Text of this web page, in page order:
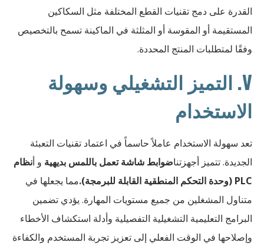
القدرة على دمج تقنيات القطع المختلفة مثل السكاكين
المستقيمة أو المقوسة أو المثلثة في الماكينة تسمح بالتخصيص
وفقًا لمتطلبات المنتج المحددة.
V. التميز التشغيلي وسهولة
الاستخدام
تعد سهولة الاستخدام عاملاً حاسماً في اعتماد تقنيات التعبئة
الجديدة. تتميز أجهزتناضوابط شاشة تعمل باللمس بديهية و أنظام
PLC (وحدة التحكم المنطقية القابلة للبرمجة).
مما يجعلها في
متناول المشغلين من جميع مستويات المهارة. يؤدي تضمين
البرامج التعليمية التشغيلية التفصيلية وأدلة استكشاف الأخطاء
وإصلاحها في الوقت الفعلي إلى تعزيز تجربة المستخدم والكفاءة